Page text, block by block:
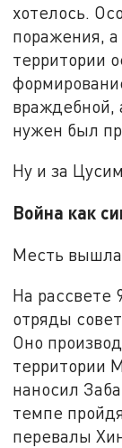
хотелось.
поражения,
территории
враждебной,
нужен был
Ну и за
Война как
Месть вышла
На рассвете
отряды
Оно
территории
наносил
темпе
перевалы